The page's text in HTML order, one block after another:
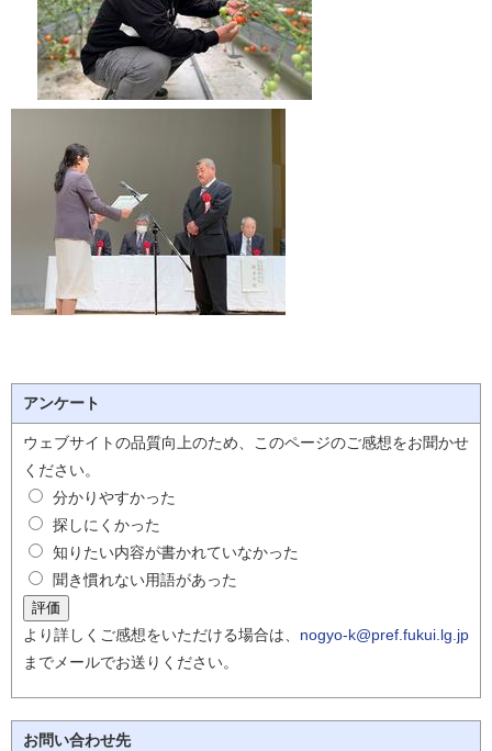
アンケート
ウェブサイトの品質向上のため、このページのご感想をお聞かせ
ください。
分かりやすかった
探しにくかった
知りたい内容が書かれていなかった
聞き慣れない用語があった
より詳しくご感想をいただける場合は、 nogyo-k@pref.fukui.lg.jp
までメールでお送りください。
お問い合わせ先